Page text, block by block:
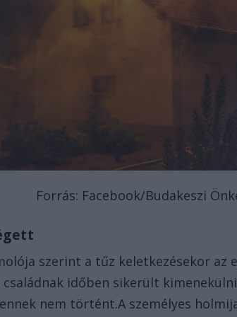
Forrás: Facebook/Budakeszi
szerint a tűz keletkezésekor
időben sikerült
nem történt.A személyes